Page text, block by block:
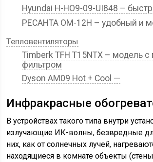
Hyundai H-HO9-09-UI848 –
РЕСАНТА ОМ-12Н – удобный и
Тепловентиляторы
Timberk TFH T15NTX – модель
фильтром
Dyson AM09 Hot + Cool —
Инфракрасные
В устройствах такого типа внутри
излучающие ИК-волны, безвредные
них, как от солнечных лучей,
находящиеся в комнате объекты